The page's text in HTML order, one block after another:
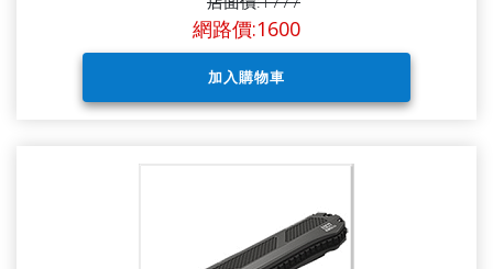
網路價:1600